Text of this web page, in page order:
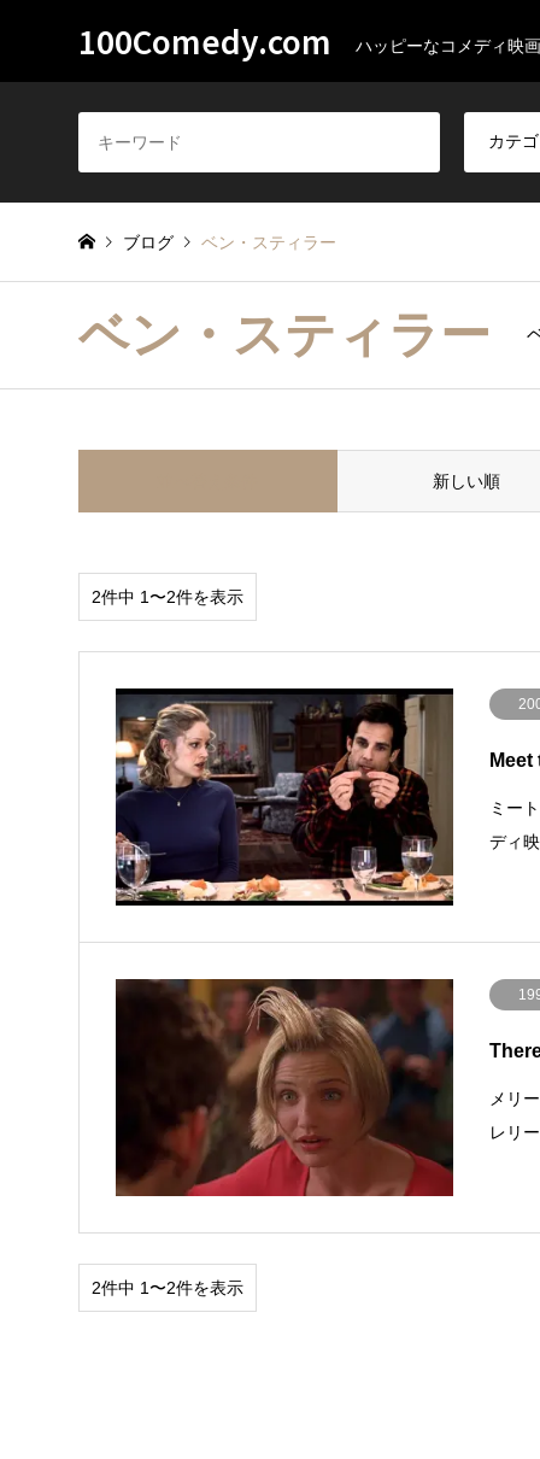
100Comedy.com ハッピーなコメディ映
ブログ ベン・スティラー
ベン・スティラー
新しい順
2件中 1〜2件を表示
Meet
ミー
ディ
メリ
レリ
2件中 1〜2件を表示